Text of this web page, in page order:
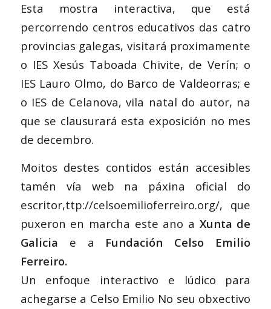
Esta mostra interactiva, que está
percorrendo centros educativos das catro
provincias galegas, visitará proximamente
o IES Xesús Taboada Chivite, de Verín; o
IES Lauro Olmo, do Barco de Valdeorras; e
o IES de Celanova, vila natal do autor, na
que se clausurará esta exposición no mes
de decembro.
Moitos destes contidos están accesibles
tamén vía web na páxina oficial do
escritor,ttp://celsoemilioferreiro.org/, que
puxeron en marcha este ano a Xunta de
Galicia e a Fundación Celso Emilio
Ferreiro.
Un enfoque interactivo e lúdico para
achegarse a Celso Emilio No seu obxectivo